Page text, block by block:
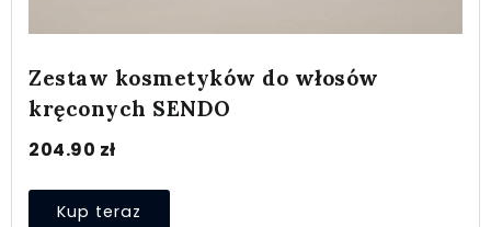
Zestaw kosmetyków do włosów
kręconych SENDO
204.90 zł
Kup teraz